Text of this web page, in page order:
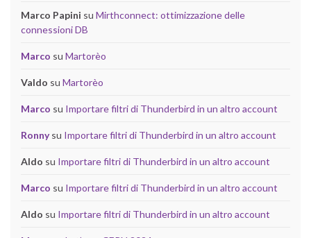
Marco Papini su Mirthconnect: ottimizzazione delle
connessioni DB
Marco su Martorèo
Valdo su Martorèo
Marco su Importare filtri di Thunderbird in un altro account
Ronnysu Importare filtri di Thunderbird in un altro account
Aldo su Importare filtri di Thunderbird in un altro account
Marco su Importare filtri di Thunderbird in un altro account
Aldo su Importare filtri di Thunderbird in un altro account